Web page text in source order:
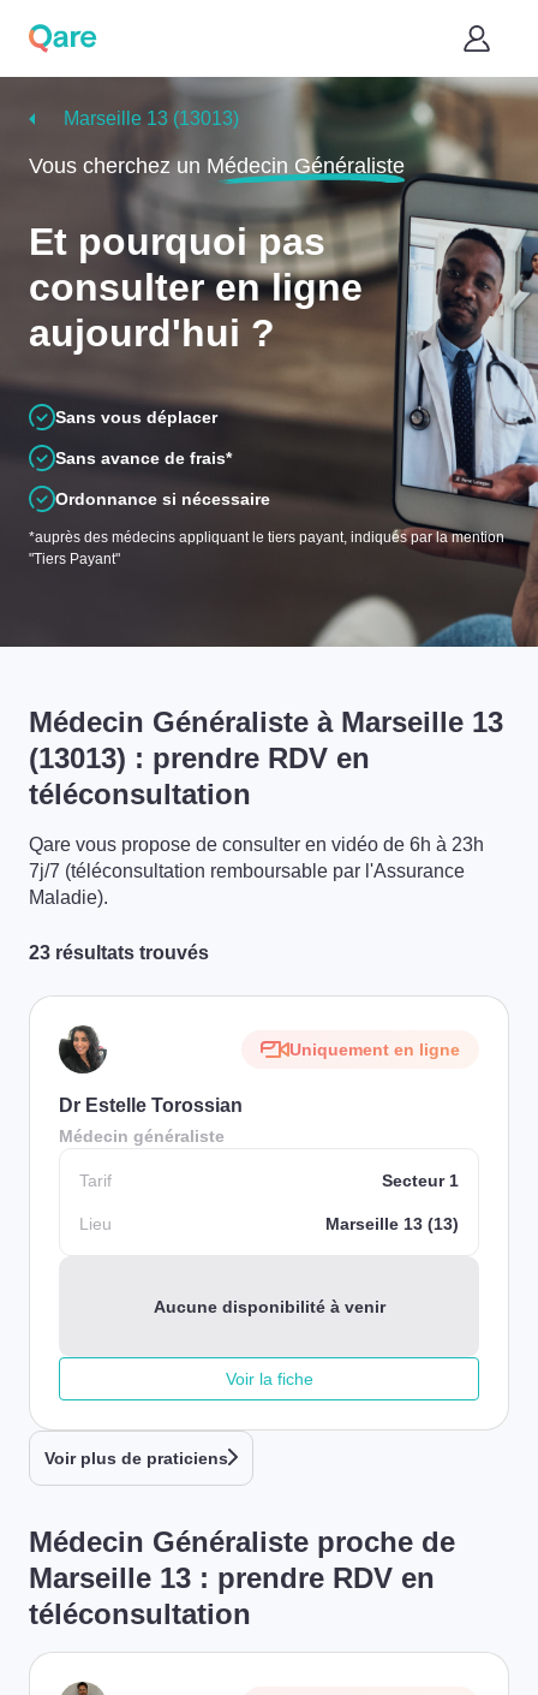
Marseille 13 (13013)
Vous cherchez un Médecin Généraliste
Et pourquoi pas
consulter en ligne
aujourd'hui ?
Sans vous déplacer
Sans avance de frais*
Ordonnance si nécessaire
*auprès des médecins appliquant le tiers payant, indiqués par la mention
"Tiers Payant"
Médecin Généraliste à Marseille 13
(13013) : prendre RDV en
téléconsultation
Qare vous propose de consulter en vidéo de 6h à 23h
7j/7 (téléconsultation remboursable par l'Assurance
Maladie).
23 résultats trouvés
Uniquement en ligne
Dr Estelle Torossian
Médecin généraliste
Tarif Secteur 1
Lieu Marseille 13 (13)
Aucune disponibilité à venir
Voir la fiche
Voir plus de praticiens
Médecin Généraliste proche de
Marseille 13 : prendre RDV en
téléconsultation